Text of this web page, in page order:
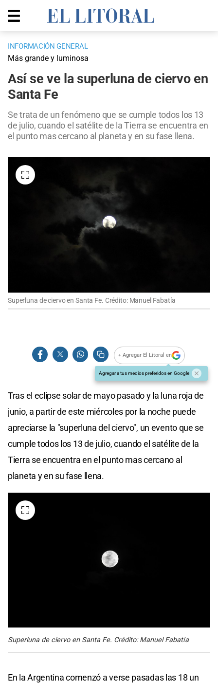
INFORMACIÓN GENERAL
Más grande y luminosa
Así se ve la superluna de ciervo en
Santa Fe
Se trata de un fenómeno que se cumple todos los 13
de julio, cuando el satélite de la Tierra se encuentra en
el punto mas cercano al planeta y en su fase llena.
Superluna de ciervo en Santa Fe. Crédito: Manuel Fabatía
+ Agregar El Litoral en
Agregar a tus medios preferidos en Google
Tras el eclipse solar de mayo pasado y la luna roja de
junio, a partir de este miércoles por la noche puede
apreciarse la "superluna del ciervo", un evento que se
cumple todos los 13 de julio, cuando el satélite de la
Tierra se encuentra en el punto mas cercano al
planeta y en su fase llena.
Superluna de ciervo en Santa Fe. Crédito: Manuel Fabatía
En la Argentina comenzó a verse pasadas las 18 un